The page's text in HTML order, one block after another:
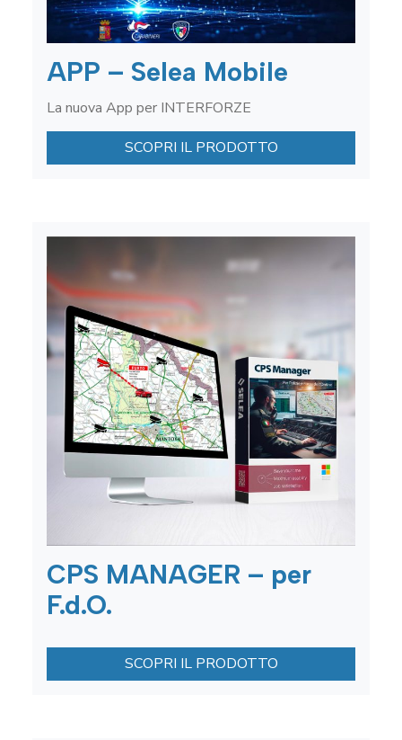
APP – Selea Mobile
La nuova App per INTERFORZE
SCOPRI IL PRODOTTO
CPS MANAGER – per
F.d.O.
SCOPRI IL PRODOTTO